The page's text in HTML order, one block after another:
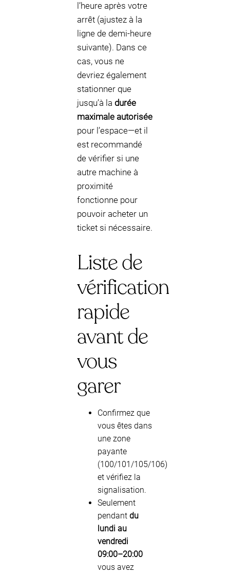
l’heure après votre
arrêt (ajustez à la
ligne de demi-heure
suivante). Dans ce
cas, vous ne
devriez également
stationner que
jusqu’à la durée
maximale autorisée
pour l’espace—et il
est recommandé
de vérifier si une
autre machine à
proximité
fonctionne pour
pouvoir acheter un
ticket si nécessaire.
Liste de
vérification
rapide
avant de
vous
garer
Confirmez que
vous êtes dans
une zone
payante
(100/101/105/106)
et vérifiez la
signalisation.
Seulement
pendant du
lundi au
vendredi
09:00–20:00
vous avez